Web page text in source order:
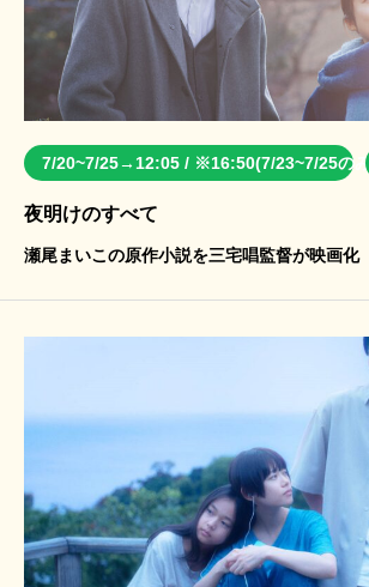
7/20~7/25→12:05 / ※16:50(7/23~7/25のみ)
夜明けのすべて
瀬尾まいこの原作小説を三宅唱監督が映画化